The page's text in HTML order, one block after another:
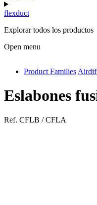
flexduct
Explorar todos los productos
Open menu
antivib
isolfix
Product Families
Eslabones
Ref. CFLB / CFLA